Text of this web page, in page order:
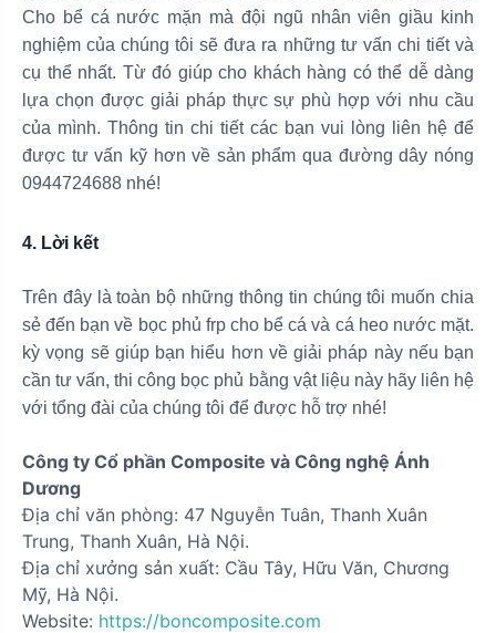
Cho bể cá nước mặn mà đội ngũ nhân viên giầu kinh
nghiệm của chúng tôi sẽ đưa ra những tư vấn chi tiết và
cụ thể nhất. Từ đó giúp cho khách hàng có thể dễ dàng
lựa chọn được giải pháp thực sự phù hợp với nhu cầu
của mình. Thông tin chi tiết các bạn vui lòng liên hệ để
được tư vấn kỹ hơn về sản phẩm qua đường dây nóng
0944724688 nhé!
4. Lời kết
Trên đây là toàn bộ những thông tin chúng tôi muốn chia
sẻ đến bạn về bọc phủ frp cho bể cá và cá heo nước mặt.
kỳ vọng sẽ giúp bạn hiểu hơn về giải pháp này nếu bạn
cần tư vấn, thi công bọc phủ bằng vật liệu này hãy liên hệ
với tổng đài của chúng tôi để được hỗ trợ nhé!
Công ty Cổ phần Composite và Công nghệ Ánh
Dương
Địa chỉ văn phòng: 47 Nguyễn Tuân, Thanh Xuân
Trung, Thanh Xuân, Hà Nội.
Địa chỉ xưởng sản xuất: Cầu Tây, Hữu Văn, Chương
Mỹ, Hà Nội.
Website: https://boncomposite.com